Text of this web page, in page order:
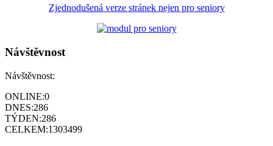
Zjednodušená verze stránek nejen pro seniory
Návštěvnost
Návštěvnost:
ONLINE:0
DNES:286
TÝDEN:286
CELKEM:1303499